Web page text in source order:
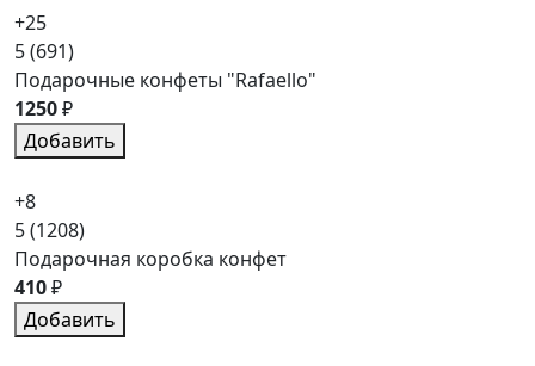
+25
5(691)
Подарочные конфеты "Rafaello"
1250₽
Добавить
+8
5(1208)
Подарочная коробка конфет
410₽
Добавить